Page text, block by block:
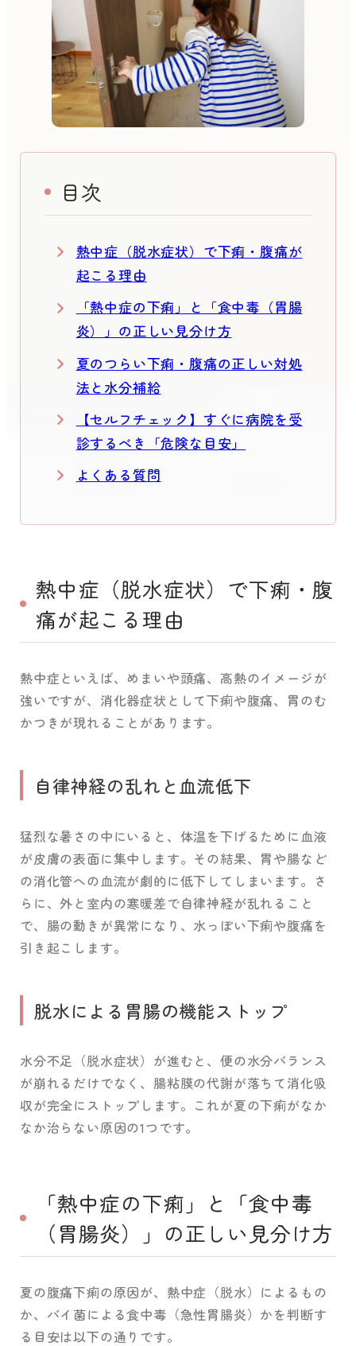
目次
熱中症（脱水症状）で下痢・腹痛が
起こる理由
「熱中症の下痢」と「食中毒（胃腸
炎）」の正しい見分け方
夏のつらい下痢・腹痛の正しい対処
法と水分補給
【セルフチェック】すぐに病院を受
診するべき「危険な目安」
よくある質問
熱中症（脱水症状）で下痢・腹
痛が起こる理由
熱中症といえば、めまいや頭痛、高熱のイメージが
強いですが、消化器症状として下痢や腹痛、胃のむ
かつきが現れることがあります。
自律神経の乱れと血流低下
猛烈な暑さの中にいると、体温を下げるために血液
が皮膚の表面に集中します。その結果、胃や腸など
の消化管への血流が劇的に低下してしまいます。さ
らに、外と室内の寒暖差で自律神経が乱れること
で、腸の動きが異常になり、水っぽい下痢や腹痛を
引き起こします。
脱水による胃腸の機能ストップ
水分不足（脱水症状）が進むと、便の水分バランス
が崩れるだけでなく、腸粘膜の代謝が落ちて消化吸
収が完全にストップします。これが夏の下痢がなか
なか治らない原因の1つです。
「熱中症の下痢」と「食中毒
（胃腸炎）」の正しい見分け方
夏の腹痛下痢の原因が、熱中症（脱水）によるもの
か、バイ菌による食中毒（急性胃腸炎）かを判断す
る目安は以下の通りです。